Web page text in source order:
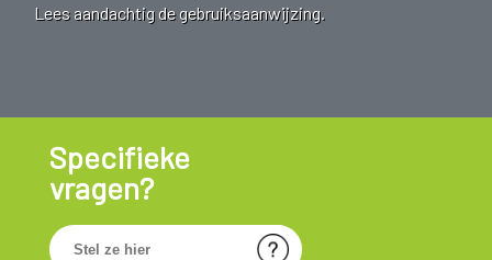
Lees aandachtig de gebruiksaanwijzing.
Specifieke
vragen?